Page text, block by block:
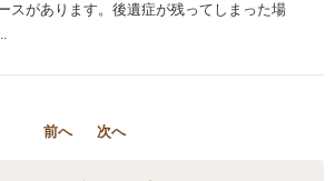
スがあります。後遺症が残ってしまった場
前へ 次へ